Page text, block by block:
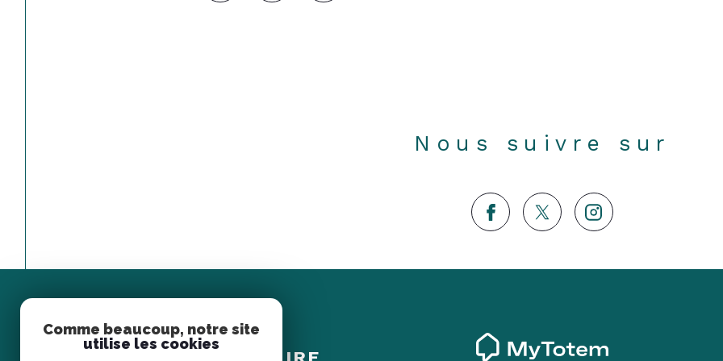
Nous suivre sur
Espace
Comme beaucoup, notre site
utilise les cookies